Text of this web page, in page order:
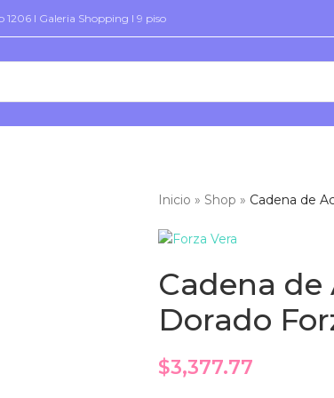
1206 I Galeria Shopping I 9 piso
Inicio » Shop » Cadena de
Cadena
Dorado
$3,377.77